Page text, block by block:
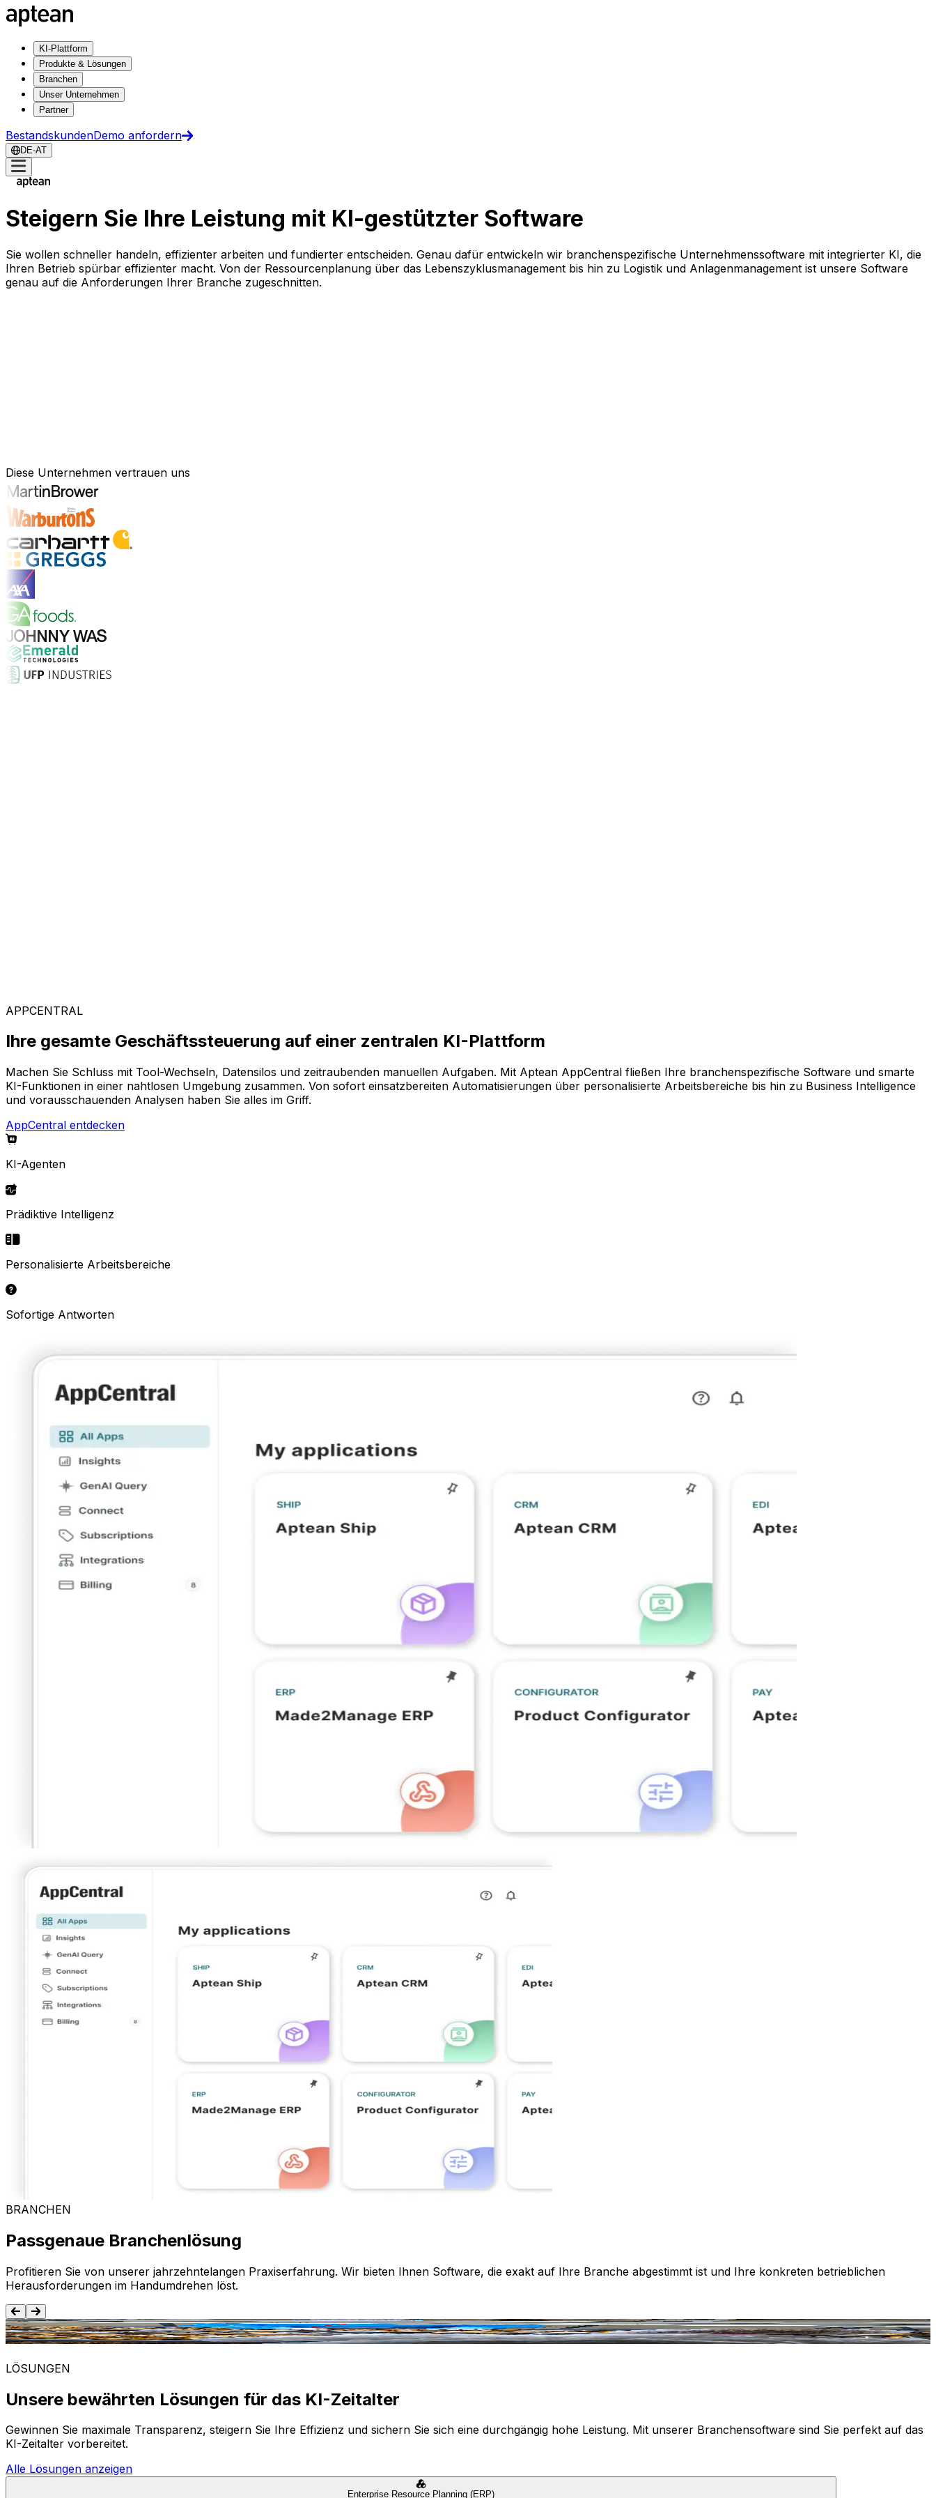
KI-Plattform
Produkte & Lösungen
Branchen
Unser Unternehmen
Partner
BestandskundenDemo anfordern
DE-AT
Steigern Sie Ihre Leistung mit KI-gestützter Software
Sie wollen schneller handeln, effizienter arbeiten und fundierter entscheiden. Genau dafür entwickeln wir branchenspezifische Unternehmenssoftware mit integrierter KI, die
Ihren Betrieb spürbar effizienter macht. Von der Ressourcenplanung über das Lebenszyklusmanagement bis hin zu Logistik und Anlagenmanagement ist unsere Software
genau auf die Anforderungen Ihrer Branche zugeschnitten.
Branchenlösungen entdecken
Diese Unternehmen vertrauen uns
APPCENTRAL
Ihre gesamte Geschäftssteuerung auf einer zentralen KI-Plattform
Machen Sie Schluss mit Tool-Wechseln, Datensilos und zeitraubenden manuellen Aufgaben. Mit Aptean AppCentral fließen Ihre branchenspezifische Software und smarte
KI-Funktionen in einer nahtlosen Umgebung zusammen. Von sofort einsatzbereiten Automatisierungen über personalisierte Arbeitsbereiche bis hin zu Business Intelligence
und vorausschauenden Analysen haben Sie alles im Griff.
AppCentral entdecken
KI-Agenten
Prädiktive Intelligenz
Personalisierte Arbeitsbereiche
Sofortige Antworten
BRANCHEN
Passgenaue Branchenlösung
Profitieren Sie von unserer jahrzehntelangen Praxiserfahrung. Wir bieten Ihnen Software, die exakt auf Ihre Branche abgestimmt ist und Ihre konkreten betrieblichen
Herausforderungen im Handumdrehen löst.
Lebensmittel und Getränke
LÖSUNGEN
Unsere bewährten Lösungen für das KI-Zeitalter
Gewinnen Sie maximale Transparenz, steigern Sie Ihre Effizienz und sichern Sie sich eine durchgängig hohe Leistung. Mit unserer Branchensoftware sind Sie perfekt auf das
KI-Zeitalter vorbereitet.
Alle Lösungen anzeigen
Enterprise Resource Planning (ERP)